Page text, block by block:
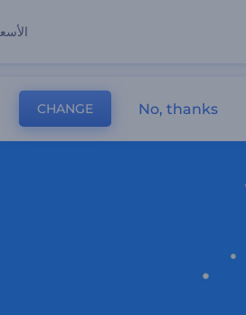
CHANGE No, thanks